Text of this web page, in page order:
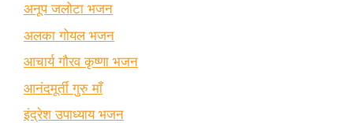
अनूप जलोटा भजन
अलका गोयल भजन
आचार्य गौरव कृष्णा भजन
आनंदमूर्ती गुरु माँ
इंद्रेश उपाध्याय भजन